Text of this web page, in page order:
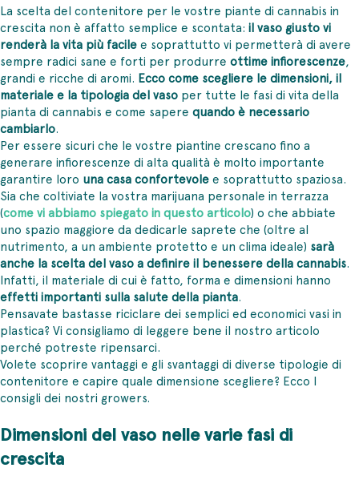
La scelta del contenitore per le vostre piante di cannabis in
crescita non è affatto semplice e scontata: il vaso giusto vi
renderà la vita più facilee soprattutto vi permetterà di avere
sempre radici sane e forti per produrre ottime infiorescenze,
grandi e ricche di aromi. Ecco come scegliere le dimensioni, il
materiale e la tipologia del vaso per tutte le fasi di vita della
pianta di cannabis e come sapere quando è necessario
cambiarlo.
Per essere sicuri che le vostre piantine crescano fino a
generare infiorescenze di alta qualità è molto importante
garantire loro una casa confortevolee soprattutto spaziosa.
Sia che coltiviate la vostra marijuana personale in terrazza
(come vi abbiamo spiegato in questo articolo) o che abbiate
uno spazio maggiore da dedicarle saprete che (oltre al
nutrimento, a un ambiente protetto e un clima ideale) sarà
anche la scelta del vaso a definire il benessere della cannabis.
Infatti, il materiale di cui è fatto, forma e dimensioni hanno
effetti importanti sulla salute della pianta.
Pensavate bastasse riciclare dei semplici ed economici vasi in
plastica? Vi consigliamo di leggere bene il nostro articolo
perché potreste ripensarci.
Volete scoprire vantaggi e gli svantaggi di diverse tipologie di
contenitore e capire quale dimensione scegliere? Ecco I
consigli dei nostri growers.
Dimensioni del vaso nelle varie fasi di
crescita